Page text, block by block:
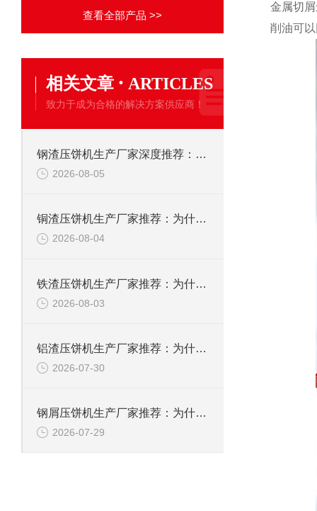
查看全部产品 >>
相关文章 · ARTICLES
致力于成为合格的解决方案供应商！
钢渣压饼机生产厂家深度推荐：为何恩派特成为高净值产线的优选
2026-08-05
铜渣压饼机生产厂家推荐：为什么恩派特成为众多企业的信赖？
2026-08-04
铁渣压饼机生产厂家推荐：为什么恩派特成为众多企业的优选？
2026-08-03
铝渣压饼机生产厂家推荐：为什么恩派特是值得信赖的选择？
2026-07-30
钢屑压饼机生产厂家推荐：为什么恩派特是您值得信赖的选择？
2026-07-29
金属切
削油可